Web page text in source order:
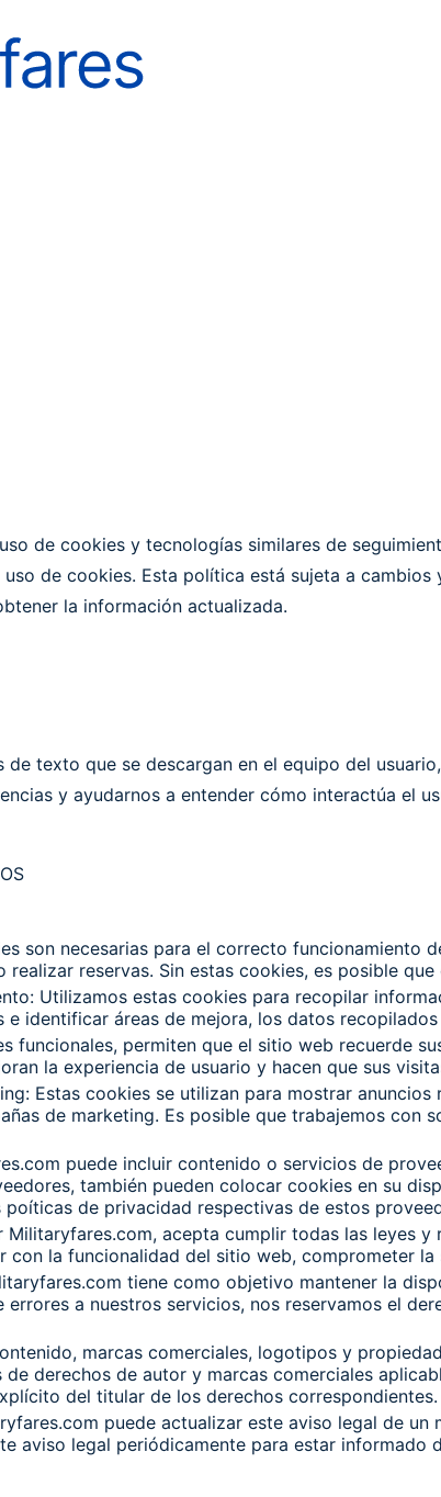
de cookies y tecnologías similares de
de cookies. Esta política está sujeta a
la información actualizada.
de texto que se descargan en el equipo del
y ayudarnos a entender cómo interactúa el
son necesarias para el correcto
realizar reservas. Sin estas cookies, es posible
Utilizamos estas cookies para recopilar
identificar áreas de mejora, los datos
funcionales, permiten que el sitio web recuerde
la experiencia de usuario y hacen que sus
Estas cookies se utilizan para mostrar
de marketing. Es posible que trabajemos
puede incluir contenido o servicios de
también pueden colocar cookies en su
de privacidad respectivas de estos
acepta cumplir todas las leyes
con la funcionalidad del sitio web, comprometer
tiene como objetivo mantener la
a nuestros servicios, nos reservamos el
marcas comerciales, logotipos y
derechos de autor y marcas comerciales
del titular de los derechos correspondientes.
puede actualizar este aviso legal de
aviso legal periódicamente para estar informado